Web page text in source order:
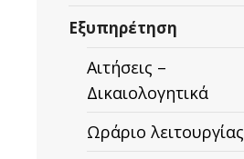
Εξυπηρέτηση
Αιτήσεις –
Δικαιολογητικά
Ωράριο λειτουργίας